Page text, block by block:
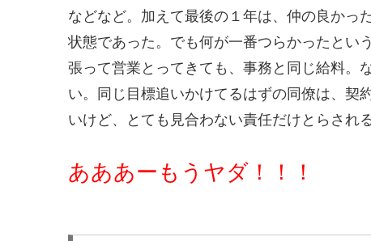
などなど。加えて最後の１年は、仲の良かっ
状態であった。でも何が一番つらかったとい
張って営業とってきても、事務と同じ給料。
い。同じ目標追いかけてるはずの同僚は、契
いけど、とても見合わない責任だけとらされる
あああーもうヤダ！！！